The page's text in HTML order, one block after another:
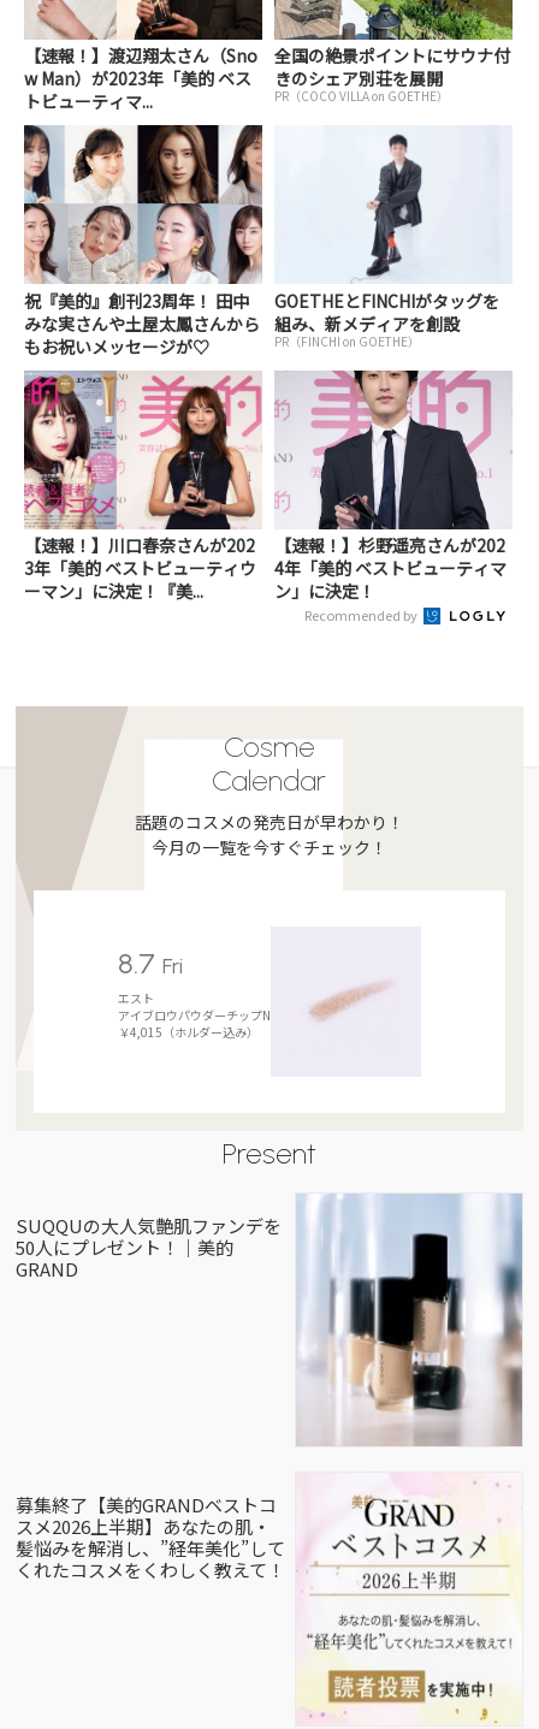
【速報！】渡辺翔太さん（Sno
w Man）が2023年「美的 ベス
トビューティマ...
全国の絶景ポイントにサウナ付
きのシェア別荘を展開
PR（COCO VILLA on GOETHE）
祝『美的』創刊23周年！ 田中
みな実さんや土屋太鳳さんから
もお祝いメッセージが♡
GOETHEとFINCHIがタッグを
組み、新メディアを創設
PR（FINCHI on GOETHE）
【速報！】川口春奈さんが202
3年「美的 ベストビューティウ
ーマン」に決定！『美...
【速報！】杉野遥亮さんが202
4年「美的 ベストビューティマ
ン」に決定！
Recommended by
Cosme
Calendar
話題のコスメの発売日が早わかり！
今月の一覧を今すぐチェック！
8.7 Fri
エスト
アイブロウパウダーチップN
￥4,015（ホルダー込み）
Present
SUQQUの大人気艶肌ファンデを
50人にプレゼント！｜美的
GRAND
募集終了【美的GRANDベストコ
スメ2026上半期】あなたの肌・
髪悩みを解消し、”経年美化”して
くれたコスメをくわしく教えて！